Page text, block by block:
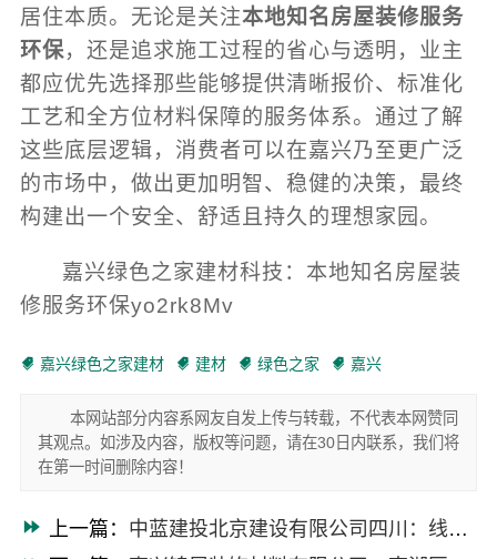
居住本质。无论是关注本地知名房屋装修服务
环保，还是追求施工过程的省心与透明，业主
都应优先选择那些能够提供清晰报价、标准化
工艺和全方位材料保障的服务体系。通过了解
这些底层逻辑，消费者可以在嘉兴乃至更广泛
的市场中，做出更加明智、稳健的决策，最终
构建出一个安全、舒适且持久的理想家园。
嘉兴绿色之家建材科技：本地知名房屋装
修服务环保yo2rk8Mv
嘉兴绿色之家建材 建材 绿色之家 嘉兴
本网站部分内容系网友自发上传与转载，不代表本网赞同
其观点。如涉及内容，版权等问题，请在30日内联系，我们将
在第一时间删除内容！
上一篇： 中蓝建投北京建设有限公司四川：线上农村建房功能详解